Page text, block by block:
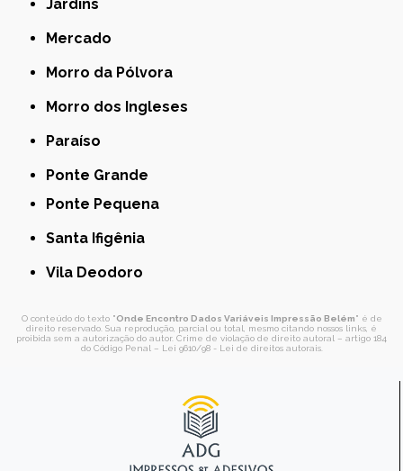
Jardins
Mercado
Morro da Pólvora
Morro dos Ingleses
Paraíso
Ponte Grande
Ponte Pequena
Santa Ifigênia
Vila Deodoro
O conteúdo do texto "Onde Encontro Dados Variáveis Impressão Belém" é de
direito reservado. Sua reprodução, parcial ou total, mesmo citando nossos links, é
proibida sem a autorização do autor. Crime de violação de direito autoral – artigo 184
do Código Penal – Lei 9610/98 - Lei de direitos autorais.